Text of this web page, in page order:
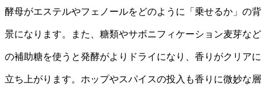
酵母がエステルやフェノールをどのように「乗せるか」の背
景になります。また、糖類やサボニフィケーション麦芽など
の補助糖を使うと発酵がよりドライになり、香りがクリアに
立ち上がります。ホップやスパイスの投入も香りに微妙な層